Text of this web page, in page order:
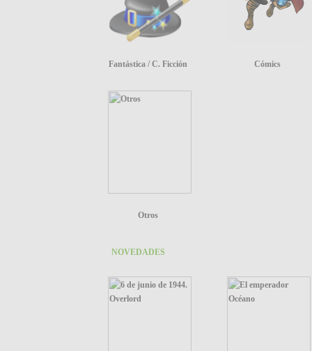
Fantástica / C. Ficción Cómics
Otros
NOVEDADES